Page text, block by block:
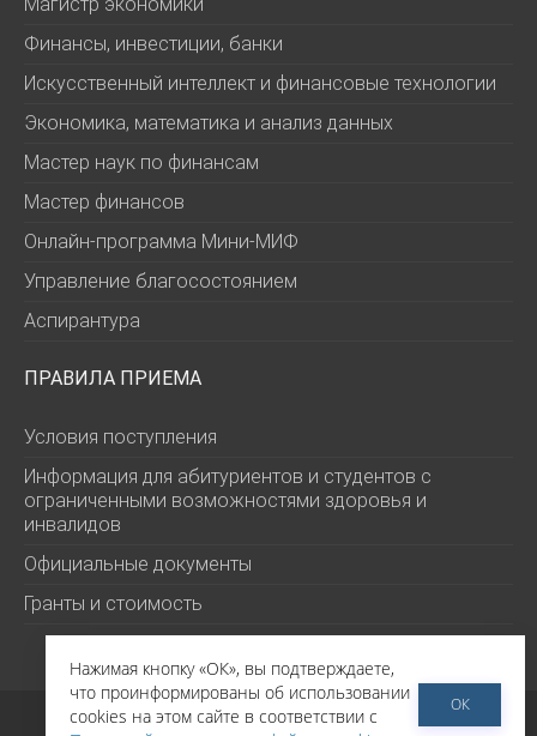
Финансы, инвестиции, банки
Искусственный интеллект и финансовые технологии
Экономика, математика и анализ данных
Мастер наук по финансам
Мастер финансов
Онлайн-программа Мини-МИФ
Управление благосостоянием
Аспирантура
ПРАВИЛА ПРИЕМА
Условия поступления
Информация для абитуриентов и студентов с
ограниченными возможностями здоровья и
инвалидов
Официальные документы
Гранты и стоимость
© РЭШ 2026
Политика обработки персональных данных
Нажимая кнопку «ОК», вы подтверждаете,
что проинформированы об использовании
cookies на этом сайте в соответствии с
ОК